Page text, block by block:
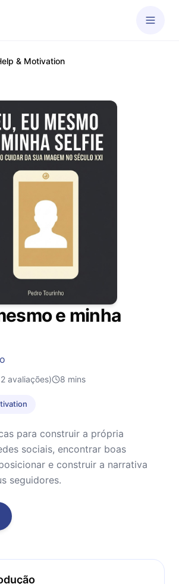
& Motivation
e minha
avaliações) 8 mins
para construir a própria
sociais, encontrar boas
e construir a narrativa
seguidores.